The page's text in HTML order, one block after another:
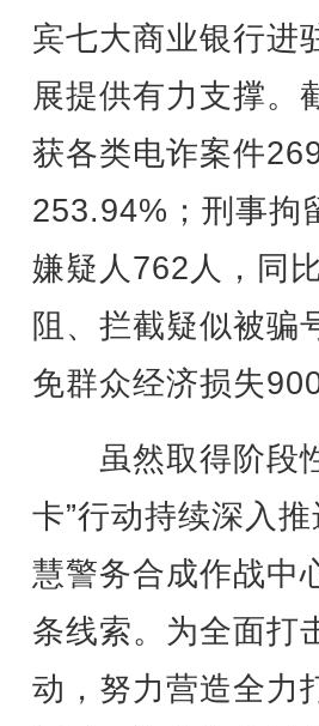
宾七大商业银行进
展提供有力支撑。
获各类电诈案件
253.94%；刑事拘
嫌疑人762人，同
阻、拦截疑似被骗
免群众经济损失
虽然取得阶段性
卡”行动持续深入
慧警务合成作战中
条线索。为全面打
动，努力营造全力